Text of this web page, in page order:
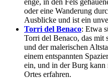
enge, in den Fels
oder eine Wanderung
Ausblicke und ist ein
Torri del Benaco: Etwa
Torri del Benaco, das mit
und der malerischen
einem entspannten
ein, und in der Burg kann
Ortes erfahren.